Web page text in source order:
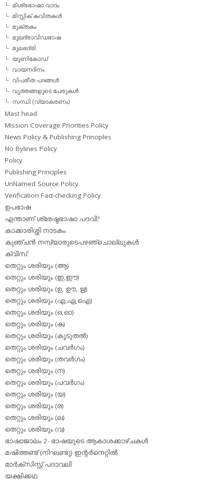
മിശ്രഭാഷാ വാദം
മിസ്റ്റിക് കവിതകള്‍
മുക്തകം
മൂലദ്രാവിഡഭാഷ
മൂലഭദ്രി
യൂണികോഡ്
വായനദിനം
വിപരീത പദങ്ങള്‍
വൃത്തങ്ങളുടെ പേരുകള്‍
സന്ധി (വ്യാകരണം)
Mast head
Mission Coverage Priorities Policy
News Policy & Publishing Principles
No Bylines Policy
Policy
Publishing Principles
UnNamed Source Policy
Verification Fact-checking Policy
ഉപഭാഷ
എന്താണ് ശ്രേഷ്ഠഭാഷാ പദവി?
കാക്കാരിശ്ശി നാടകം
കുഞ്ചന്‍ നമ്പ്യാരുടെപഴഞ്ചൊല്ലുകള്‍
ക്വിസ്
തെറ്റും ശരിയും (ആ)
തെറ്റും ശരിയും (ഇ,ഈ)
തെറ്റും ശരിയും (ഉ, ഊ, ഋ)
തെറ്റും ശരിയും (എ,ഏ,ഐ)
തെറ്റും ശരിയും (ഒ,ഓ)
തെറ്റും ശരിയും (ക)
തെറ്റും ശരിയും (കൂടുതല്‍)
തെറ്റും ശരിയും (ചവര്‍ഗം)
തെറ്റും ശരിയും (തവര്‍ഗം)
തെറ്റും ശരിയും (ന)
തെറ്റും ശരിയും (പവര്‍ഗം)
തെറ്റും ശരിയും (യ)
തെറ്റും ശരിയും (ര)
തെറ്റും ശരിയും (ല)
തെറ്റും ശരിയും (വ)
ഭാഷാജാലം 2- ഭാഷയുടെ ആകാശക്കാഴ്ചകള്‍
മഷിത്തണ്ട് (നിഘണ്ടു) ഇന്റര്‍നെറ്റില്‍
മാര്‍ക്‌സിസ്റ്റ് പദാവലി
യക്ഷിക്കഥ